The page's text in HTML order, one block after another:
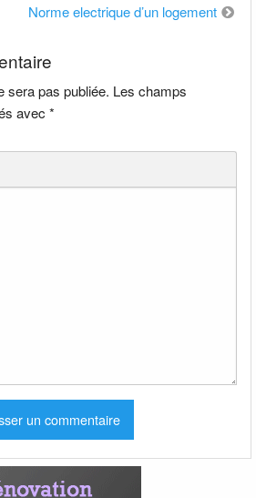
Norme electrique d’un logement
sera pas publiée. Les champs
avec*